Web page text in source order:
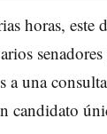
horas,
a una
candidato